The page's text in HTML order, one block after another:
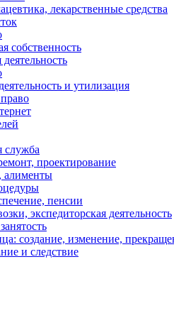
лекарственные средства
собственность
и утилизация
служба
проектирование
алименты
пенсии
экспедиторская деятельность
создание, изменение,
и следствие